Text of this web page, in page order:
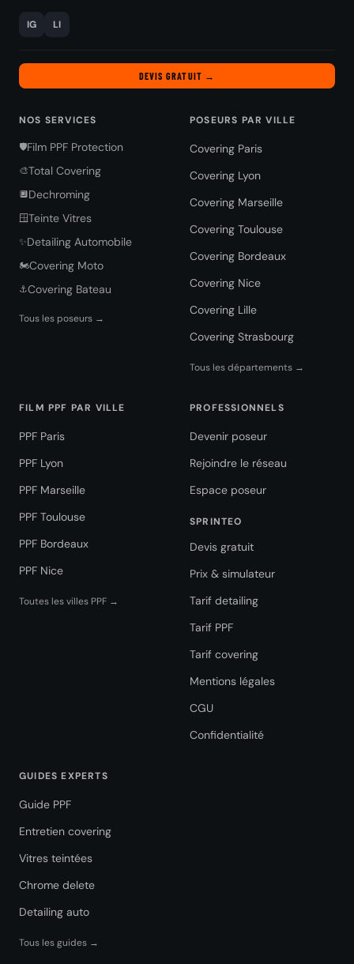
IG LI
DEVIS GRATUIT →
NOS SERVICES
🛡️Film PPF Protection
🎨Total Covering
🔲Dechroming
🪟Teinte Vitres
✨Detailing Automobile
🏍️Covering Moto
⚓Covering Bateau
Tous les poseurs →
POSEURS PAR VILLE
Covering Paris
Covering Lyon
Covering Marseille
Covering Toulouse
Covering Bordeaux
Covering Nice
Covering Lille
Covering Strasbourg
Tous les départements →
FILM PPF PAR VILLE
PPF Paris
PPF Lyon
PPF Marseille
PPF Toulouse
PPF Bordeaux
PPF Nice
Toutes les villes PPF →
PROFESSIONNELS
Devenir poseur
Rejoindre le réseau
Espace poseur
SPRINTEO
Devis gratuit
Prix & simulateur
Tarif detailing
Tarif PPF
Tarif covering
Mentions légales
CGU
Confidentialité
GUIDES EXPERTS
Guide PPF
Entretien covering
Vitres teintées
Chrome delete
Detailing auto
Tous les guides →